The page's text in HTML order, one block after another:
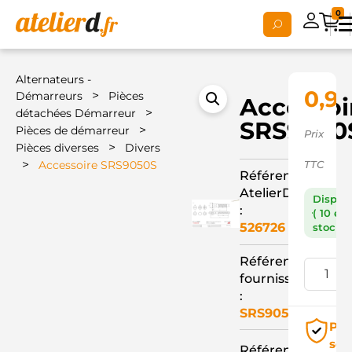
0
Alternateurs -
Démarreurs
>
Pièces
détachées Démarreur
>
Pièces de démarreur >
Pièces diverses > Divers
> Accessoire SRS9050S
Référence
AtelierD
:
526726
Référence
fournisseur
:
SRS9050S
0,92
Prix
TTC
( 10 en
stock )